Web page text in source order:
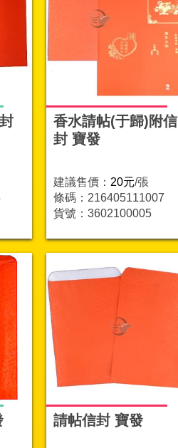
香水請帖(于歸)附信
封 寶發
建議售價： 20元/張
條碼：216405111007
貨號：3602100005
請帖信封 寶發